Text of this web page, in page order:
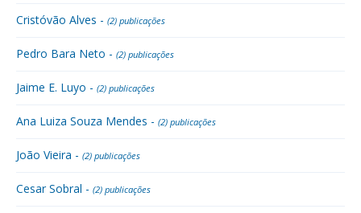
Cristóvão Alves - (2) publicações
Pedro Bara Neto - (2) publicações
Jaime E. Luyo - (2) publicações
Ana Luiza Souza Mendes - (2) publicações
João Vieira - (2) publicações
Cesar Sobral - (2) publicações